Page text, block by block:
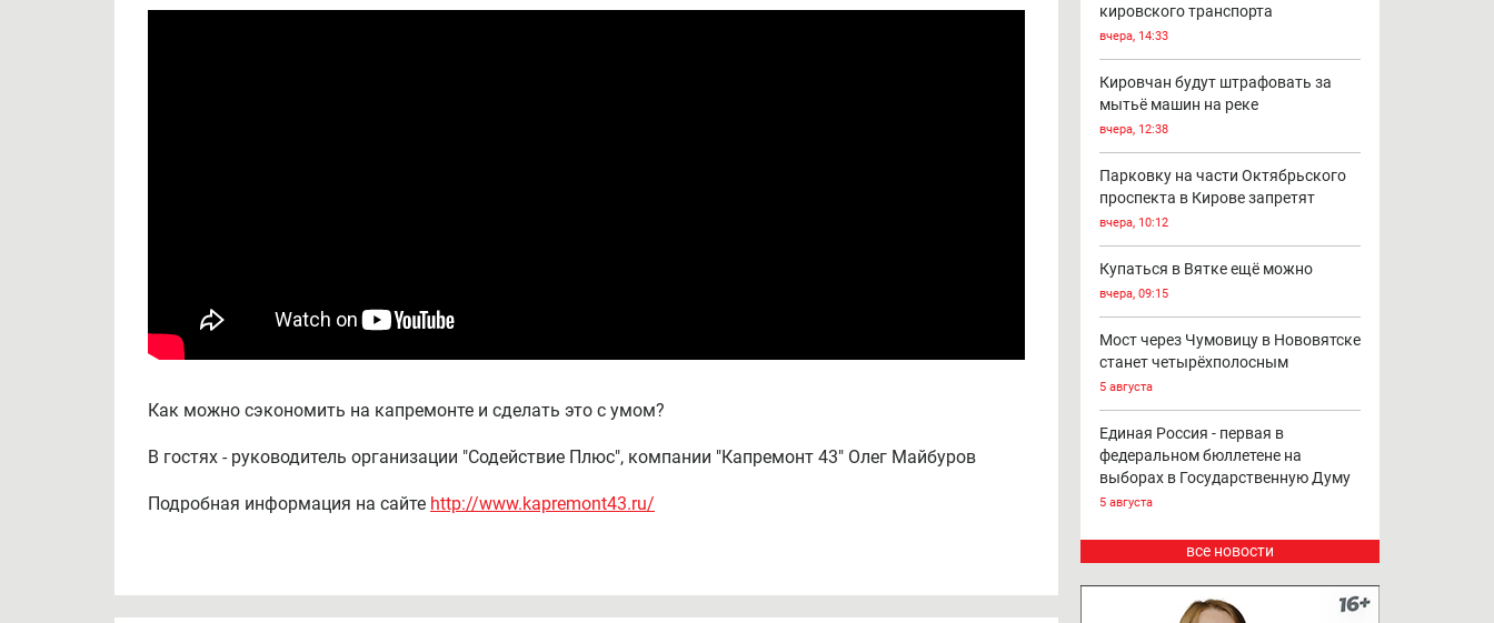
Как можно сэкономить на капремонте и сделать это с умом?
В гостях - руководитель организации "Содействие Плюс", компании "Капремонт 43" Олег Майбуров
Подробная информация на сайте http://www.kapremont43.ru/
кировского транспорта
вчера, 14:33
Кировчан будут штрафовать за
мытьё машин на реке
вчера, 12:38
Парковку на части Октябрьского
проспекта в Кирове запретят
вчера, 10:12
Купаться в Вятке ещё можно
вчера, 09:15
Мост через Чумовицу в Нововятске
станет четырёхполосным
5 августа
Единая Россия - первая в
федеральном бюллетене на
выборах в Государственную Думу
5 августа
все новости